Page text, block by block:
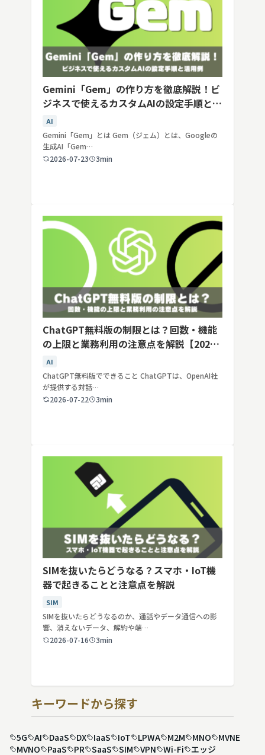
Gemini「Gem」の作り方を徹底解説！ビ
ジネスで使えるカスタムAIの設定手順と活
用例
AI
Gemini「Gem」とは Gem（ジェム）とは、Googleの
生成AI「Gem…
2026-07-23
3min
ChatGPT無料版の制限とは？回数・機能
の上限と業務利用の注意点を解説【2026
年最新】
AI
ChatGPT無料版でできること ChatGPTは、OpenAI社
が提供する対話…
2026-07-22
3min
SIMを抜いたらどうなる？スマホ・IoT機
器で起きることと注意点を解説
SIM
SIMを抜いたらどうなるのか、通話やデータ通信への影
響、消えないデータ、解約や端…
2026-07-16
3min
キーワードから探す
5G AI DaaS DX IaaS IoT LPWA M2M MNO
MVNE
MVNO
PaaS PR SaaS SIM VPN Wi-Fi エッジ